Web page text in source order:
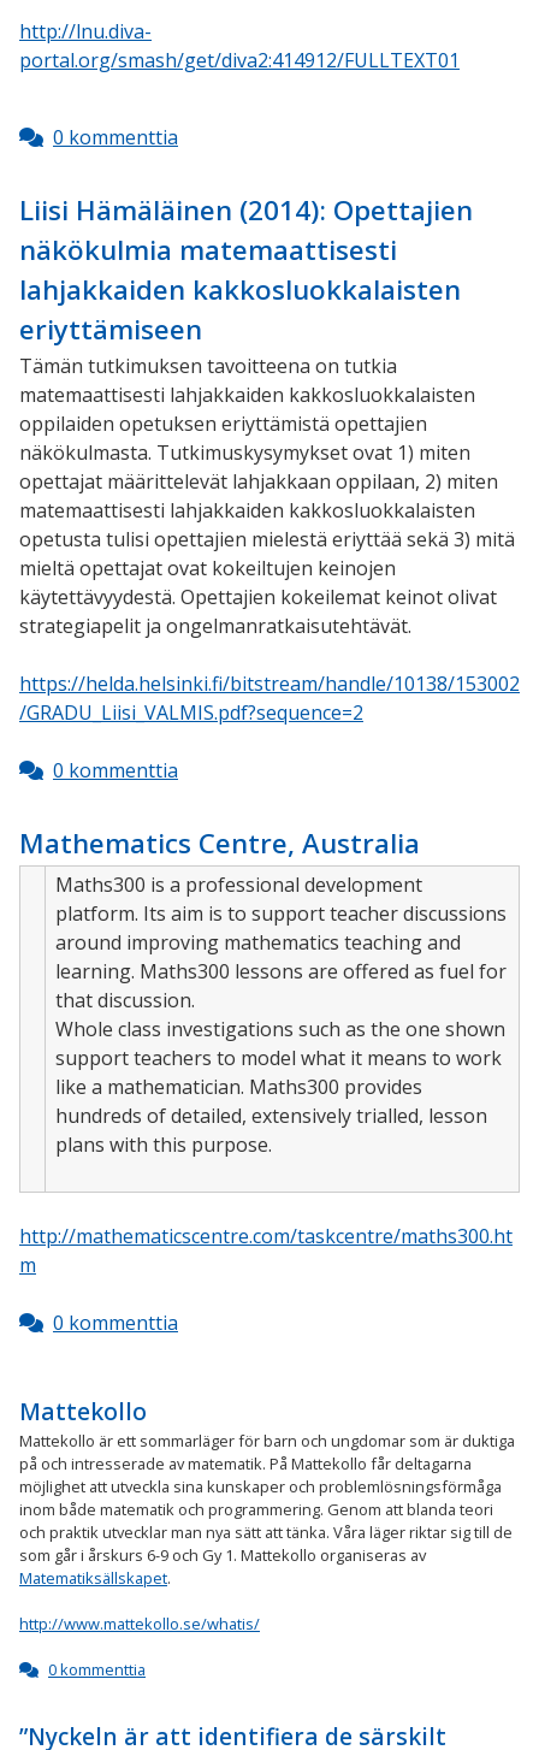
http://lnu.diva-
portal.org/smash/get/diva2:414912/FULLTEXT01
0 kommenttia
Liisi Hämäläinen (2014): Opettajien
näkökulmia matemaattisesti
lahjakkaiden kakkosluokkalaisten
eriyttämiseen
Tämän tutkimuksen tavoitteena on tutkia
matemaattisesti lahjakkaiden kakkosluokkalaisten
oppilaiden opetuksen eriyttämistä opettajien
näkökulmasta. Tutkimuskysymykset ovat 1) miten
opettajat määrittelevät lahjakkaan oppilaan, 2) miten
matemaattisesti lahjakkaiden kakkosluokkalaisten
opetusta tulisi opettajien mielestä eriyttää sekä 3) mitä
mieltä opettajat ovat kokeiltujen keinojen
käytettävyydestä. Opettajien kokeilemat keinot olivat
strategiapelit ja ongelmanratkaisutehtävät.
https://helda.helsinki.fi/bitstream/handle/10138/153002
/GRADU_Liisi_VALMIS.pdf?sequence=2
0 kommenttia
Mathematics Centre, Australia
Maths300 is a professional development
platform. Its aim is to support teacher discussions
around improving mathematics teaching and
learning. Maths300 lessons are offered as fuel for
that discussion.
Whole class investigations such as the one shown
support teachers to model what it means to work
like a mathematician. Maths300 provides
hundreds of detailed, extensively trialled, lesson
plans with this purpose.
http://mathematicscentre.com/taskcentre/maths300.ht
m
0 kommenttia
Mattekollo
Mattekollo är ett sommarläger för barn och ungdomar som är duktiga
på och intresserade av matematik. På Mattekollo får deltagarna
möjlighet att utveckla sina kunskaper och problemlösningsförmåga
inom både matematik och programmering. Genom att blanda teori
och praktik utvecklar man nya sätt att tänka. Våra läger riktar sig till de
som går i årskurs 6-9 och Gy 1. Mattekollo organiseras av
Matematiksällskapet.
http://www.mattekollo.se/whatis/
0 kommenttia
”Nyckeln är att identifiera de särskilt